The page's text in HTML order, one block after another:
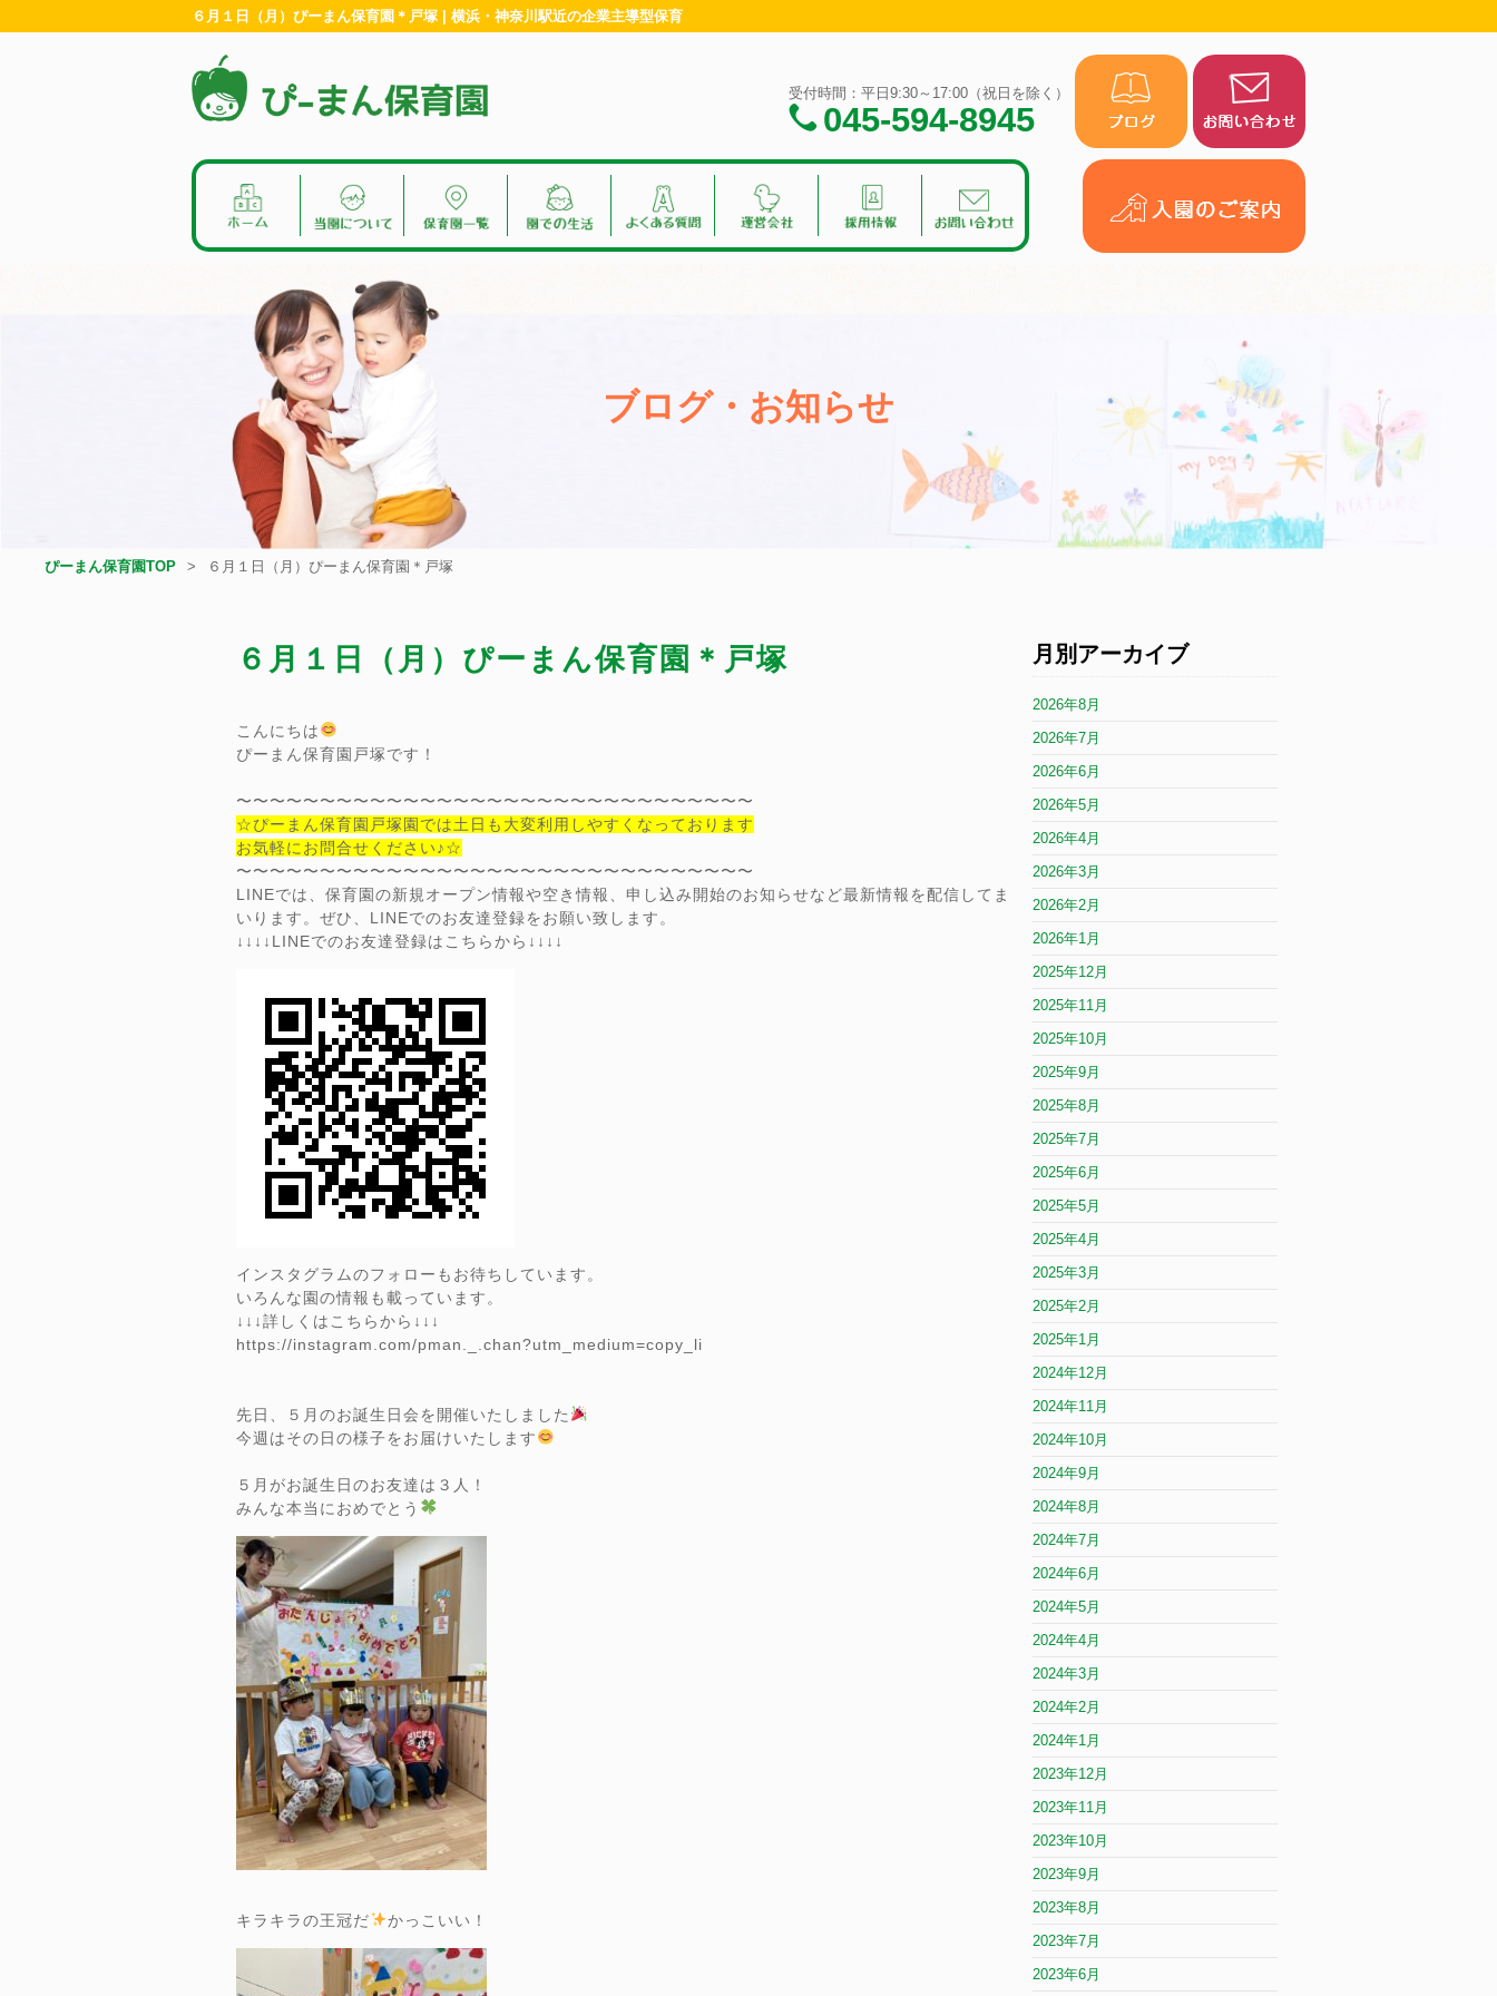
６月１日（月）ぴーまん保育園＊戸塚 | 横浜・神奈川駅近の企業主導型保育
受付時間：平日9:30～17:00（祝日を除く）
045-594-8945
ブログ・お知らせ
ぴーまん保育園TOP ６月１日（月）ぴーまん保育園＊戸塚
６月１日（月）ぴーまん保育園＊戸塚
こんにちは
ぴーまん保育園戸塚です！
〜〜〜〜〜〜〜〜〜〜〜〜〜〜〜〜〜〜〜〜〜〜〜〜〜〜〜〜〜〜〜
☆ぴーまん保育園戸塚園では土日も大変利用しやすくなっております
お気軽にお問合せください♪☆
〜〜〜〜〜〜〜〜〜〜〜〜〜〜〜〜〜〜〜〜〜〜〜〜〜〜〜〜〜〜〜
LINEでは、保育園の新規オープン情報や空き情報、申し込み開始のお知らせなど最新情報を配信してま
いります。ぜひ、LINEでのお友達登録をお願い致します。
↓↓↓↓LINEでのお友達登録はこちらから↓↓↓↓
インスタグラムのフォローもお待ちしています。
いろんな園の情報も載っています。
↓↓↓詳しくはこちらから↓↓↓
https://instagram.com/pman._.chan?utm_medium=copy_li
先日、５月のお誕生日会を開催いたしました
今週はその日の様子をお届けいたします
５月がお誕生日のお友達は３人！
みんな本当におめでとう
キラキラの王冠だ かっこいい！
月別アーカイブ
2026年8月
2026年7月
2026年6月
2026年5月
2026年4月
2026年3月
2026年2月
2026年1月
2025年12月
2025年11月
2025年10月
2025年9月
2025年8月
2025年7月
2025年6月
2025年5月
2025年4月
2025年3月
2025年2月
2025年1月
2024年12月
2024年11月
2024年10月
2024年9月
2024年8月
2024年7月
2024年6月
2024年5月
2024年4月
2024年3月
2024年2月
2024年1月
2023年12月
2023年11月
2023年10月
2023年9月
2023年8月
2023年7月
2023年6月